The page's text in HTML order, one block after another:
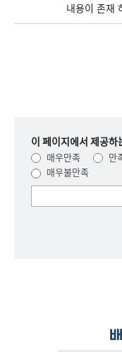
내용이 존재
이 페이지에서 제공
매우만족 만
매우불만족
의견을